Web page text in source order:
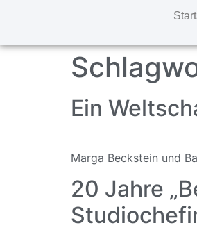
Ein
Marga Beckstein und
20 Jahre